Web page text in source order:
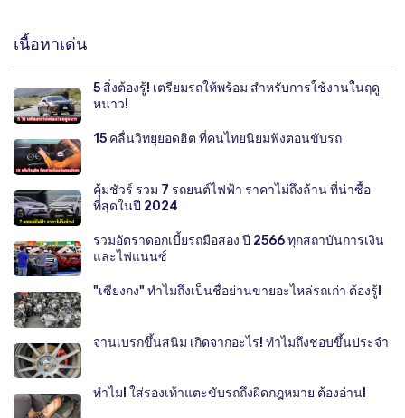
เนื้อหาเด่น
5 สิ่งต้องรู้! เตรียมรถให้พร้อม สำหรับการใช้งานในฤดู
หนาว!
15 คลื่นวิทยุยอดฮิต ที่คนไทยนิยมฟังตอนขับรถ
คุ้มชัวร์ รวม 7 รถยนต์ไฟฟ้า ราคาไม่ถึงล้าน ที่น่าซื้อ
ที่สุดในปี 2024
รวมอัตราดอกเบี้ยรถมือสอง ปี 2566 ทุกสถาบันการเงิน
และไฟแนนซ์
"เซียงกง" ทำไมถึงเป็นชื่อย่านขายอะไหล่รถเก่า ต้องรู้!
จานเบรกขึ้นสนิม เกิดจากอะไร! ทำไมถึงชอบขึ้นประจำ
ทำไม! ใส่รองเท้าแตะขับรถถึงผิดกฎหมาย ต้องอ่าน!